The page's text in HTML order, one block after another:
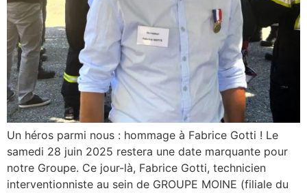
Un héros parmi nous : hommage à Fabrice Gotti ! Le
samedi 28 juin 2025 restera une date marquante pour
notre Groupe. Ce jour-là, Fabrice Gotti, technicien
interventionniste au sein de GROUPE MOINE (filiale du